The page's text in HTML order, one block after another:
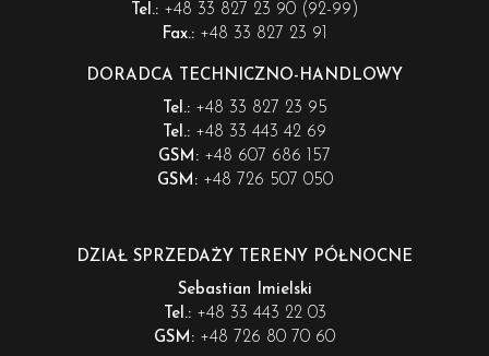
Tel.:+48 33 827 23 90 (92-99)
Fax.: +48 33 827 23 91
DORADCA TECHNICZNO-HANDLOWY
Tel.: +48 33 827 23 95
Tel.: +48 33 443 42 69
GSM: +48 607 686 157
GSM:+48 726 507 050
DZIAŁ SPRZEDAŻY TERENY PÓŁNOCNE
Sebastian Imielski
Tel.: +48 33 443 22 03
GSM: +48 726 80 70 60